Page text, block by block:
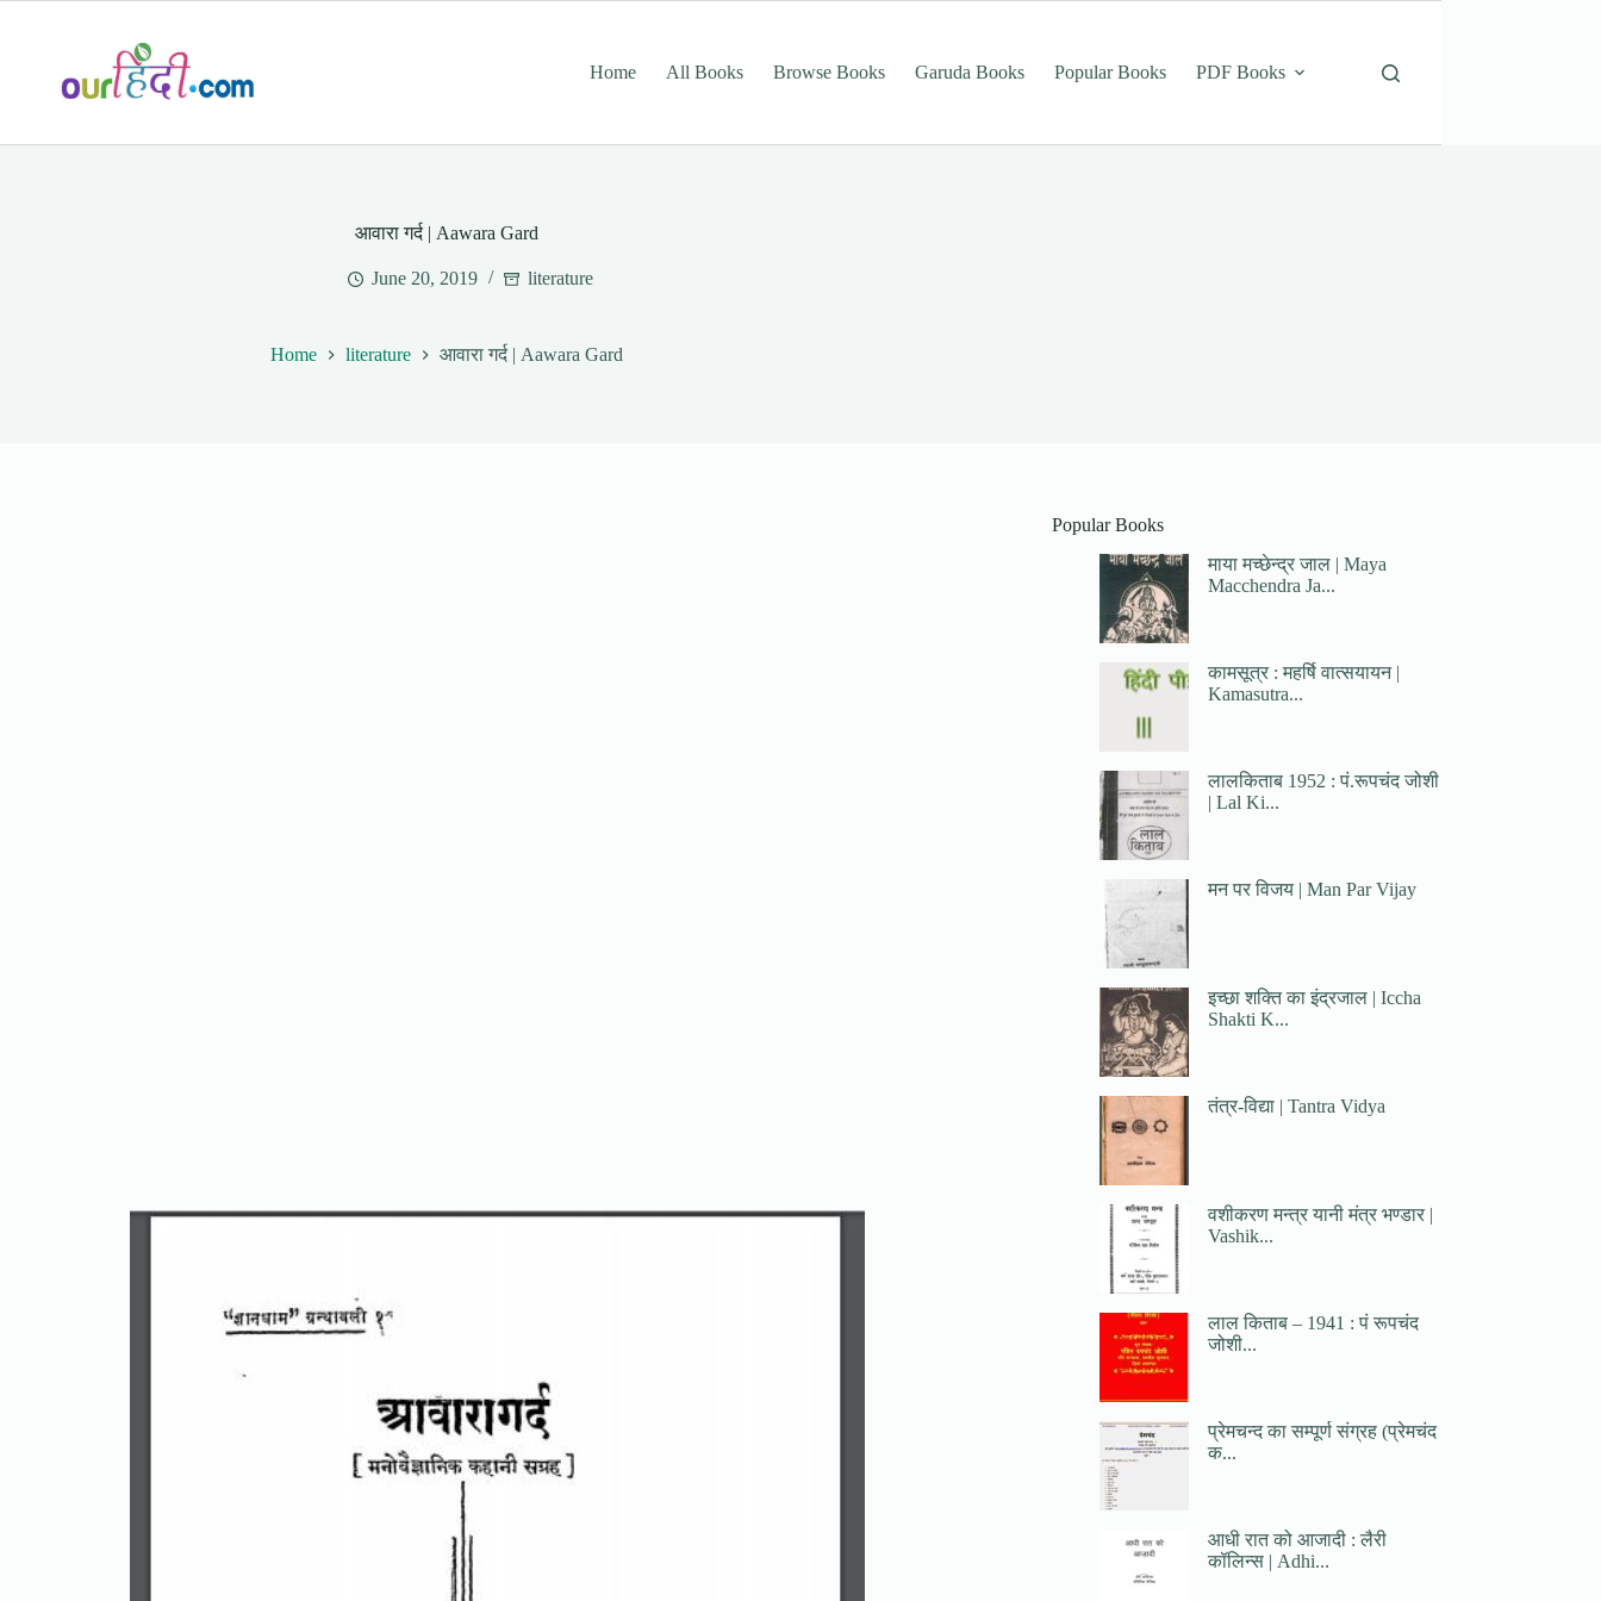
Home
All Books Browse Books Garuda Books Popular Books PDF Books
आवारा गर्द | Aawara Gard
June 20, 2019 literature
Home literature आवारा गर्द | Aawara Gard
Popular Books
माया मच्छेन्द्र जाल | Maya
Macchendra Ja...
कामसूत्र : महर्षि वात्सयायन |
Kamasutra...
लालकिताब 1952 : पं.रूपचंद जोशी
| Lal Ki...
मन पर विजय | Man Par Vijay
इच्छा शक्ति का इंद्रजाल | Iccha
Shakti K...
तंत्र-विद्या | Tantra Vidya
वशीकरण मन्त्र यानी मंत्र भण्डार |
Vashik...
लाल किताब – 1941 : पं रूपचंद
जोशी...
प्रेमचन्द का सम्पूर्ण संग्रह (प्रेमचंद
क...
आधी रात को आजादी : लैरी
कॉलिन्स | Adhi...